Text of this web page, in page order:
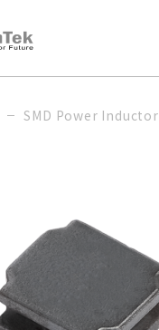
SMD Power Inductor